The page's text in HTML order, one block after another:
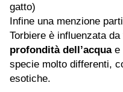
gatto)
Infine una menzione
Torbiere è influenzata
profondità dell’acquae
specie molto differenti,
esotiche.